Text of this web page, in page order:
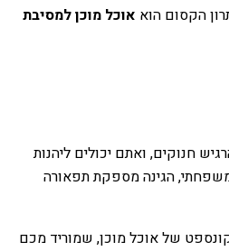
הקסום הוא אוכל מוכן למסיבת
חנוקים, ואתם יכולים ליהנות
הגינה מספקת תפאורה
של אוכל מוכן, שמוריד מכם